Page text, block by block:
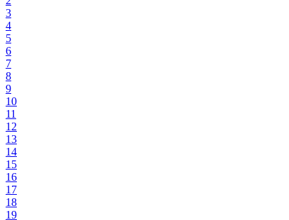
3
4
5
6
7
8
9
10
11
12
13
14
15
16
17
18
19